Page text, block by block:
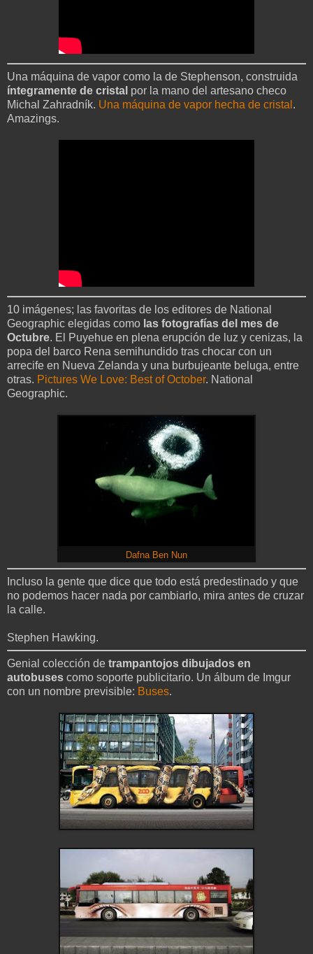
Una máquina de vapor como la de Stephenson, construida
íntegramente de cristal por la mano del artesano checo
Michal Zahradník. Una máquina de vapor hecha de cristal .
Amazings.
10 imágenes; las favoritas de los editores de National
Geographic elegidas como las fotografías del mes de
Octubre. El Puyehue en plena erupción de luz y cenizas, la
popa del barco Rena semihundido tras chocar con un
arrecife en Nueva Zelanda y una burbujeante beluga, entre
otras. Pictures We Love: Best of October. National
Geographic.
Dafna Ben Nun
Incluso la gente que dice que todo está predestinado y que
no podemos hacer nada por cambiarlo, mira antes de cruzar
la calle.
Stephen Hawking.
Genial colección de trampantojos dibujados en
autobuses como soporte publicitario. Un álbum de Imgur
con un nombre previsible: Buses.